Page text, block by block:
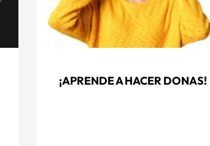
¡APRENDE A HACER DONAS!